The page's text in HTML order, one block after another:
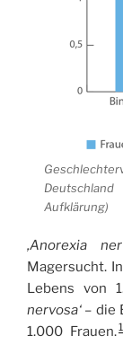
Aufklärung)
‚Anorexia
Magersucht.
Lebens von
nervosa‘– die
1.000 Frauen.1